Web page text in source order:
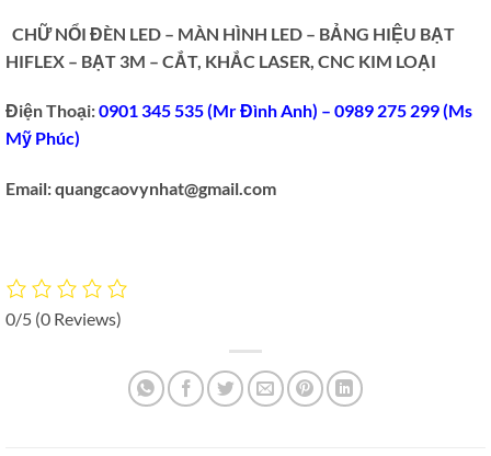
CHỮ NỔI ĐÈN LED – MÀN HÌNH LED – BẢNG HIỆU BẠT
HIFLEX – BẠT 3M – CẮT, KHẮC LASER, CNC KIM LOẠI
Điện Thoại:0901 345 535 (Mr Đình Anh) – 0989 275 299 (Ms
Mỹ Phúc)
Email: quangcaovynhat@gmail.com
0/5 (0 Reviews)